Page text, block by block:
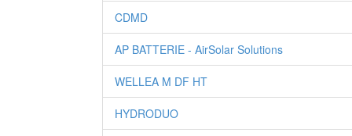
CDMD
AP BATTERIE - AirSolar Solutions
WELLEA M DF HT
HYDRODUO